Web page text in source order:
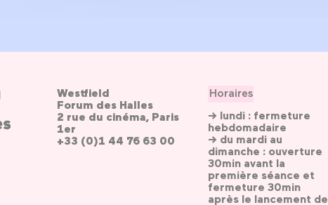
Westfield
Forum des Halles
2 rue du cinéma, Paris
1er
+33 (0)1 44 76 63 00
Horaires
→ lundi : fermeture
hebdomadaire
→ du mardi au
dimanche : ouverture
30min avant la
première séance et
fermeture 30min
après le lancement de